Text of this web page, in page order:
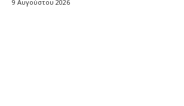
9 Αυγούστου 2026